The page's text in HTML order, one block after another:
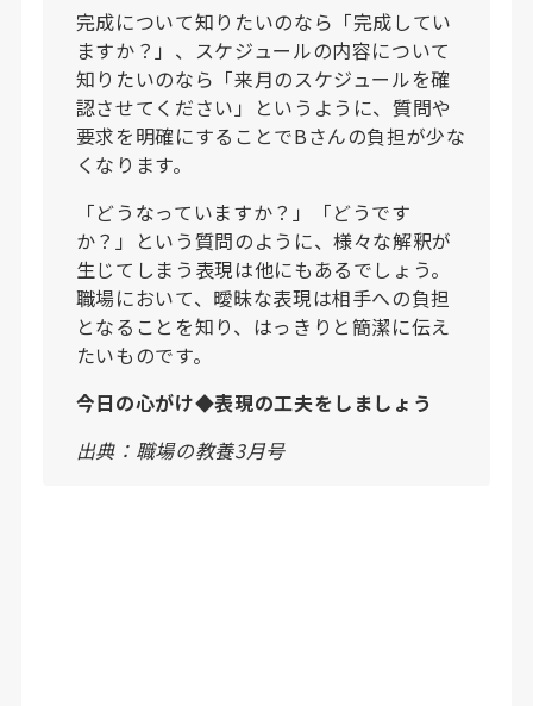
完成について知りたいのなら「完成してい
ますか？」、スケジュールの内容について
知りたいのなら「来月のスケジュールを確
認させてください」というように、質問や
要求を明確にすることでBさんの負担が少な
くなります。
「どうなっていますか？」「どうです
か？」という質問のように、様々な解釈が
生じてしまう表現は他にもあるでしょう。
職場において、曖昧な表現は相手への負担
となることを知り、はっきりと簡潔に伝え
たいものです。
今日の心がけ◆表現の工夫をしましょう
出典：職場の教養3月号